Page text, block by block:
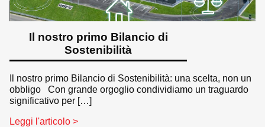
Il nostro primo Bilancio di
Sostenibilità
Il nostro primo Bilancio di Sostenibilità: una scelta, non un
obbligo Con grande orgoglio condividiamo un traguardo
significativo per […]
Leggi l'articolo >